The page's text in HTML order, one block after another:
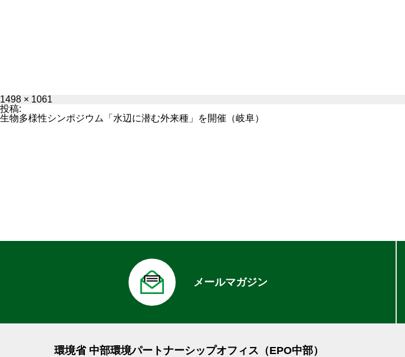
フ
ル
サ
1498 × 1061
投稿:
生物多様性シンポジウム「水辺に潜む外来種」を開催（岐阜）
メールマガジン
環境省 中部環境パートナーシップオフィス （EPO中部）